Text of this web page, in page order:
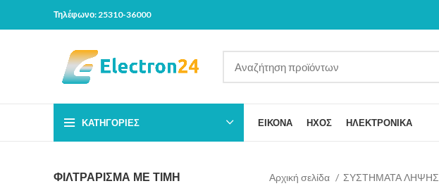
Τηλέφωνο: 25310-36000
ΚΑΤΗΓΟΡΊΕΣ ΕΙΚΟΝΑ ΗΧΟΣ ΗΛΕΚΤΡΟΝΙΚΑ
ΦΙΛΤΡΆΡΙΣΜΑ ΜΕ ΤΙΜΉ Αρχική σελίδα ΣΥΣΤΗΜΑΤΑ ΛΗΨΗΣ